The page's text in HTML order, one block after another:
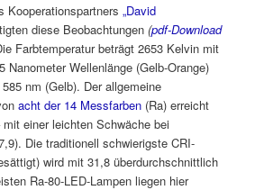
Kooperationspartners„David
diese Beobachtungen(pdf-Download
Farbtemperatur beträgt 2653 Kelvin mit
Nanometer Wellenlänge (Gelb-Orange)
nm (Gelb). Der allgemeine
acht der 14 Messfarben (Ra) erreicht
einer leichten Schwäche bei
Die traditionell schwierigste CRI-
wird mit 31,8 überdurchschnittlich
Ra-80-LED-Lampen liegen hier